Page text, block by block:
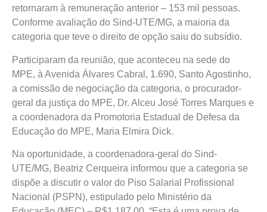
retornaram à remuneração anterior – 153 mil pessoas.
Conforme avaliação do Sind-UTE/MG, a maioria da
categoria que teve o direito de opção saiu do subsídio.
Participaram da reunião, que aconteceu na sede do
MPE, à Avenida Álvares Cabral, 1.690, Santo Agostinho,
a comissão de negociação da categoria, o procurador-
geral da justiça do MPE, Dr. Alceu José Torres Marques e
a coordenadora da Promotoria Estadual de Defesa da
Educação do MPE, Maria Elmira Dick.
Na oportunidade, a coordenadora-geral do Sind-
UTE/MG, Beatriz Cerqueira informou que a categoria se
dispõe a discutir o valor do Piso Salarial Profissional
Nacional (PSPN), estipulado pelo Ministério da